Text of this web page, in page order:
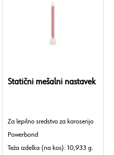
Statični mešalni nastavek
Za lepilno sredstvo za karoserijo
Powerbond
Teža izdelka (na kos): 10,933 g.